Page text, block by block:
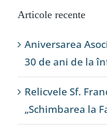
Articole recente
Aniversarea
30 de ani de la
Relicvele Sf.
„Schimbarea la